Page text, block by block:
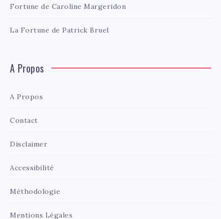
Fortune de Caroline Margeridon
La Fortune de Patrick Bruel
A Propos
A Propos
Contact
Disclaimer
Accessibilité
Méthodologie
Mentions Légales